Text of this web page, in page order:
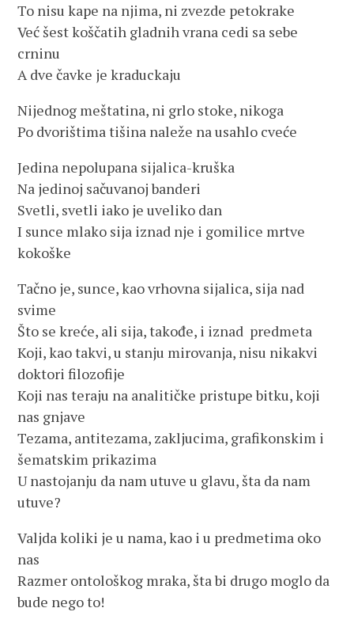
To nisu kape na njima, ni zvezde petokrake
Već šest koščatih gladnih vrana cedi sa sebe
crninu
A dve čavke je kraduckaju
Nijednog meštatina, ni grlo stoke, nikoga
Po dvorištima tišina naleže na usahlo cveće
Jedina nepolupana sijalica-kruška
Na jedinoj sačuvanoj banderi
Svetli, svetli iako je uveliko dan
I sunce mlako sija iznad nje i gomilice mrtve
kokoške
Tačno je, sunce, kao vrhovna sijalica, sija nad
svime
Što se kreće, ali sija, takođe, i iznad predmeta
Koji, kao takvi, u stanju mirovanja, nisu nikakvi
doktori filozofije
Koji nas teraju na analitičke pristupe bitku, koji
nas gnjave
Tezama, antitezama, zakljucima, grafikonskim i
šematskim prikazima
U nastojanju da nam utuve u glavu, šta da nam
utuve?
Valjda koliki je u nama, kao i u predmetima oko
nas
Razmer ontološkog mraka, šta bi drugo moglo da
bude nego to!